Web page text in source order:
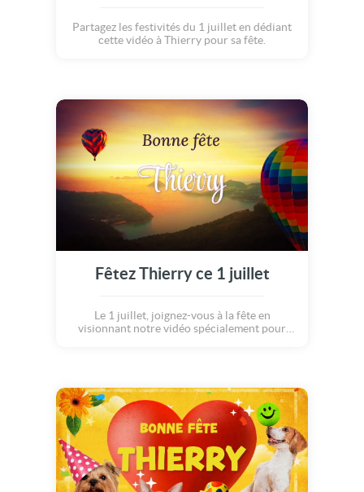
Partagez les festivités du 1 juillet en dédiant
cette vidéo à Thierry pour sa fête.
Fêtez Thierry ce 1 juillet
Le 1 juillet, joignez-vous à la fête en
visionnant notre vidéo spécialement pour